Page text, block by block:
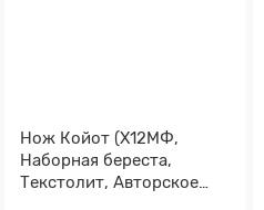
Нож Койот (Х12МФ,
Наборная береста,
Текстолит, Авторское